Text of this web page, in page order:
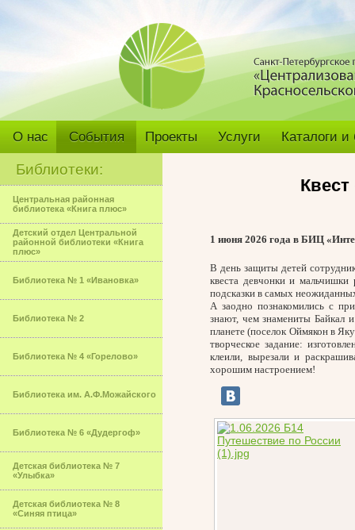
О нас События Проекты Услуги Каталоги
Библиотеки:
Центральная районная
библиотека «Книга плюс»
Детский отдел Центральной
районной библиотеки «Книга
плюс»
Библиотека № 1 «Ивановка»
Библиотека № 2
Библиотека № 4 «Горелово»
Библиотека им. А.Ф.Можайского
Библиотека № 6 «Дудергоф»
Детская библиотека № 7
«Улыбка»
Детская библиотека № 8
«Синяя птица»
1 июня 2026 года в БИЦ
В день защиты детей
квеста девчонки и мальчишки
подсказки в самых
А заодно познакомились с
знают, чем знамениты Байкал
планете (поселок Оймякон в
творческое задание:
клеили, вырезали и
хорошим настроением!